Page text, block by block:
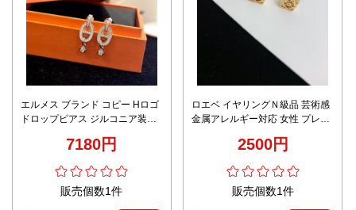
エルメス ブランド コピー Hロゴ
ドロップピアス ジルコニア装飾
7180円
販売個数1件
ロエベ イヤリングＮ級品 芸術感
金属アレルギー対応 女性 プレゼ
2500円
販売個数1件